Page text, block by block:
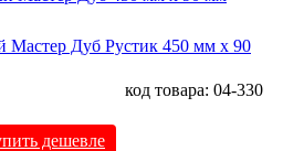
Дуб Рустик 450 мм х 90
код товара: 04-330
дешевле